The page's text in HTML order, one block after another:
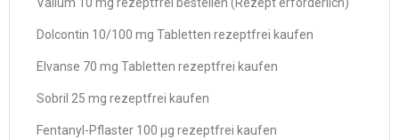
Dolcontin 10/100 mg Tabletten rezeptfrei kaufen
Elvanse 70 mg Tabletten rezeptfrei kaufen
Sobril 25 mg rezeptfrei kaufen
Fentanyl-Pflaster 100 µg rezeptfrei kaufen